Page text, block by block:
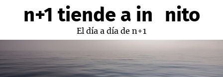
contenidon+1 tiende a infinito
El día a día de n+1